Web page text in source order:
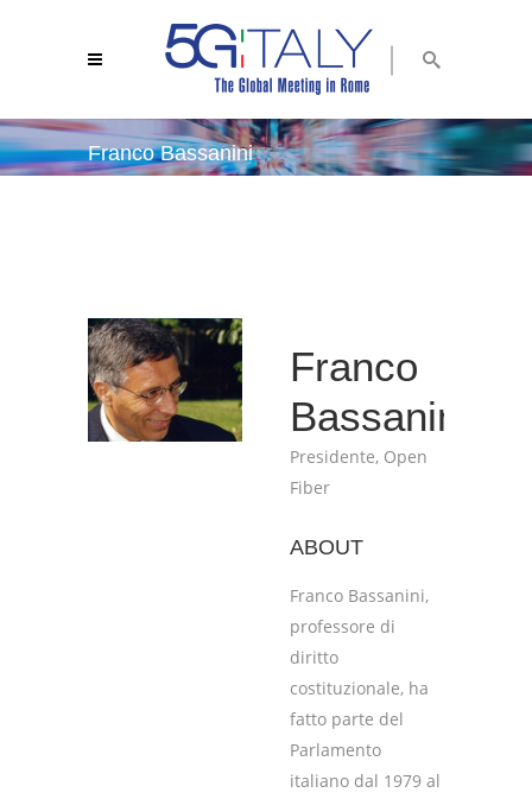
Franco Bassanini
Franco
Bassanini
Presidente, Open
Fiber
ABOUT
Franco Bassanini,
professore di
diritto
costituzionale, ha
fatto parte del
Parlamento
italiano dal 1979 al